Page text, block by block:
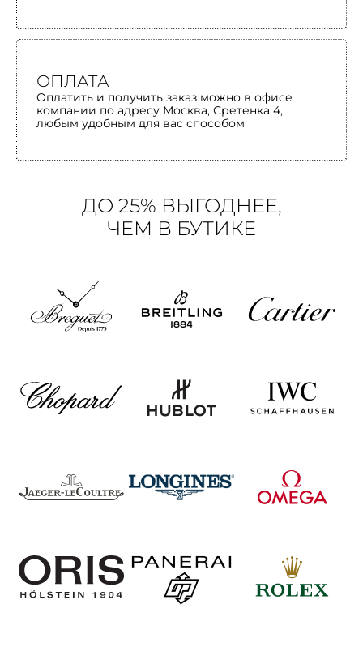
ОПЛАТА
Оплатить и получить заказ можно в офисе
компании по адресу Москва, Сретенка 4,
любым удобным для вас способом
ДО 25% ВЫГОДНЕЕ,
ЧЕМ В БУТИКЕ